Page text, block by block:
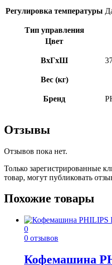
Регулировка температуры
Тип управления
Цвет
ВхГхШ
Вес (кг)
Бренд
Отзывы
Отзывов пока нет.
Только зарегистрированные
товар, могут публиковать
Похожие товары
0
0 отзывов
Кофемашина